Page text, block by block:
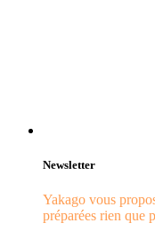
Newsletter
Yakago vous
préparées rien que